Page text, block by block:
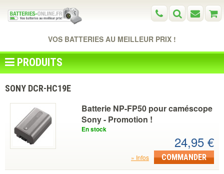
VOS BATTERIES AU MEILLEUR PRIX !
PRODUITS
SONY DCR-HC19E
Batterie NP-FP50 pour caméscope
Sony - Promotion !
En stock
24,95 €
COMMANDER
Infos